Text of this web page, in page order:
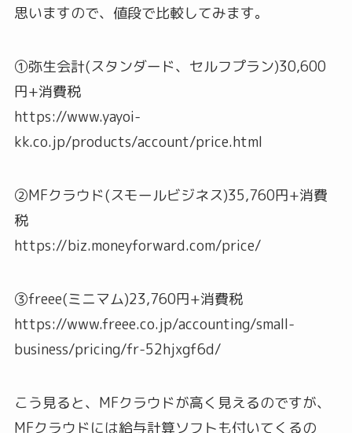
思いますので、値段で比較してみます。
①弥生会計(スタンダード、セルフプラン)30,600
円+消費税
https://www.yayoi-
kk.co.jp/products/account/price.html
②MFクラウド(スモールビジネス)35,760円+消費
税
https://biz.moneyforward.com/price/
③freee(ミニマム)23,760円+消費税
https://www.freee.co.jp/accounting/small-
business/pricing/fr-52hjxgf6d/
こう見ると、MFクラウドが高く見えるのですが、
MFクラウドには給与計算ソフトも付いてくるの